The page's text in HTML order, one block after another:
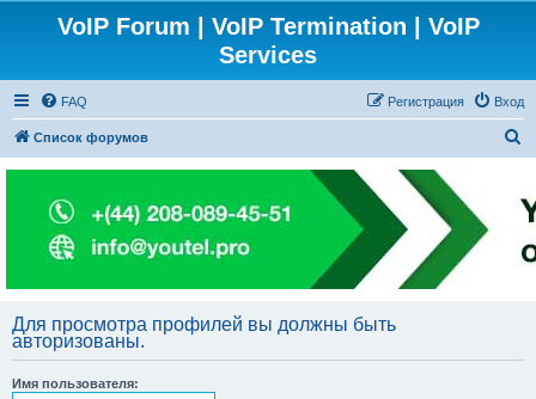
VoIP Forum | VoIP Termination | VoIP
Services
FAQ Вход
Регистрация
Список форумов
с
к
Для просмотра профилей вы должны быть
авторизованы.
Имя пользователя: